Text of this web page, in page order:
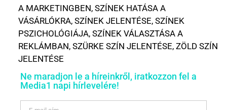
A MARKETINGBEN, SZÍNEK HATÁSA A
VÁSÁRLÓKRA, SZÍNEK JELENTÉSE, SZÍNEK
PSZICHOLÓGIÁJA, SZÍNEK VÁLASZTÁSA A
REKLÁMBAN, SZÜRKE SZÍN JELENTÉSE, ZÖLD SZÍN
JELENTÉSE
Ne maradjon le a híreinkről, iratkozzon fel a
Media1 napi hírlevelére!